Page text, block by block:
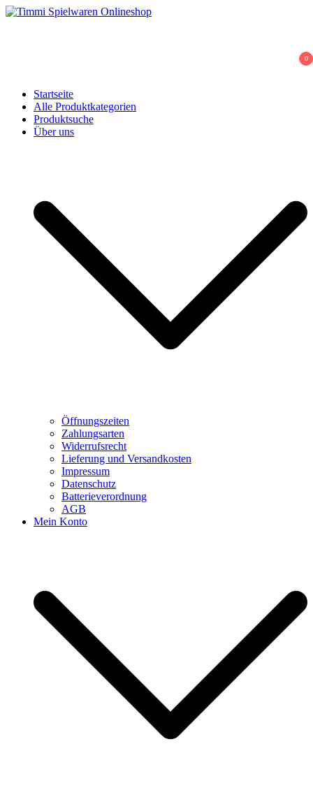
Skip
0
Startseite
Alle Produktkategorien
Produktsuche
Über uns
Öffnungszeiten
Zahlungsarten
Widerrufsrecht
Lieferung und Versandkosten
Impressum
Datenschutz
Batterieverordnung
AGB
Mein Konto